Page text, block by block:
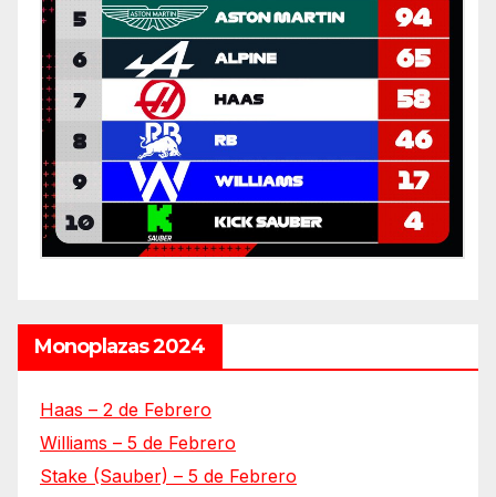
Monoplazas 2024
Haas – 2 de Febrero
Williams – 5 de Febrero
Stake (Sauber) – 5 de Febrero